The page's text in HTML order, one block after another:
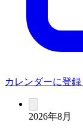
カレンダーに登録
2026年8月